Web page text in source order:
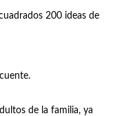
de la familia, ya